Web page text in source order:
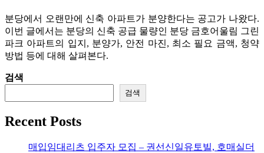
분당에서 오랜만에 신축 아파트가 분양한다는 공고가 나왔다.
이번 글에서는 분당의 신축 공급 물량인 분당 금호어울림 그린
파크 아파트의 입지, 분양가, 안전 마진, 최소 필요 금액, 청약
방법 등에 대해 살펴본다.
검색
검색
Recent Posts
매입임대리츠 입주자 모집 – 권선신일유토빌, 호매실더